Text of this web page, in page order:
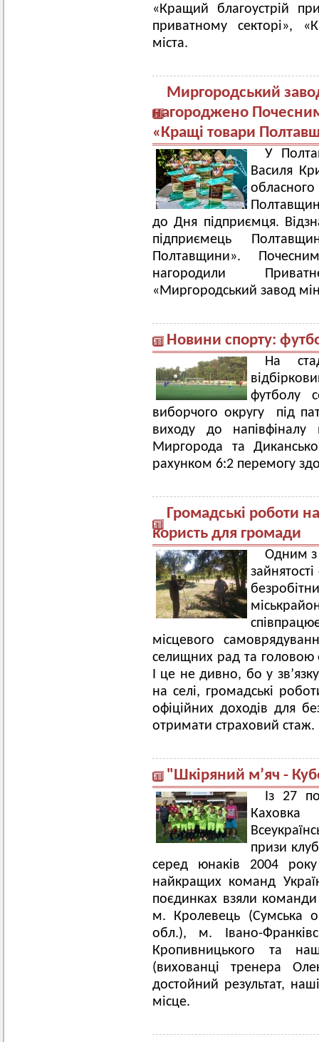
«Кращий благоустрій
приватному секторі»,
міста.
Миргородський
нагороджено
«Кращі товари
У
Василя
до Дня підприємця.
підприємець
Полтавщини».
нагородили
«Миргородський завод
Новини спорту:
На
футболу
виборчого округу під
виходу до
Миргорода та
рахунком 6:2 перемогу
Громадські роботи
користь для громади
Одним з
місцевого
селищних рад та головою
І це не дивно, бо у
на селі, громадські
офіційних доходів для
отримати страховий стаж.
"Шкіряний м’яч -
Із 27
Каховка
призи
серед юнаків 2004
найкращих команд
поєдинках взяли
м. Кролевець (Сумська
обл.), м. Івано-
Кропивницького та
(вихованці тренера
достойний результат,
місце.